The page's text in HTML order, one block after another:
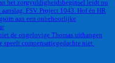
het zorgvuldigheidsbeginsel leidt nu
FSV. Project 1043. Hof én HR
aan een onbehoorlijke
de ongelovige Thomas uithangen
speelt compensatiegedachte niet